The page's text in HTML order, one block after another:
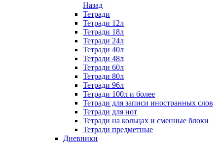
Назад
Тетради
Тетради 12л
Тетради 18л
Тетради 24л
Тетради 40л
Тетради 48л
Тетради 60л
Тетради 80л
Тетради 96л
Тетради 100л и более
Тетради для записи иностранных слов
Тетради для нот
Тетради на кольцах и сменные блоки
Тетради предметные
Дневники